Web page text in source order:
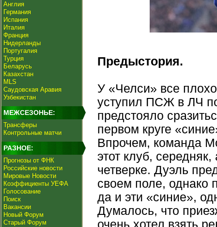
Англия
Германия
Испания
Италия
Франция
Нидерланды
Португалия
Турция
Беларусь
Казахстан
MLS
Саудовская Аравия
Узбекистан
МЕЖСЕЗОНЬЕ:
Трансферы
Контрольные матчи
РАЗНОЕ:
Прогнозы от ФНК
Российские новости
Мировые Новости
Коэффициенты УЕФА
Голосование
Поиск
Вакансии
Новый Форум
Старый Форум
Предыстория.
У «Челси» все
уступил ПСЖ в ЛЧ
предстояло
первом круге
Впрочем, команда
этот клуб,
четверке. Дуэль
своем поле, однако
да и эти «синие»,
Думалось, что
очень хотел взять